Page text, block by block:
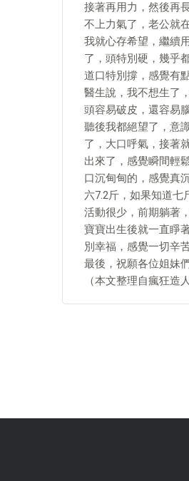
接著再用力，然後再
不上力氣了，老公就
我就心存希望，繼續
了，頭特別硬，幾乎
道口特別撐，感覺有
醫生說，我不想生了
頭容易破皮，還容易
聽後我都絕望了，意
了，大口呼氣，接著
出來了，感覺瞬間輕
口沉甸甸的，感覺真
六7.2斤，如果知道七
活動很少，前期躺著
寶寶出生後就一直睜
別幸福，感覺一切辛
最後，祝願各位姐妹
（本文整理自瘋狂造